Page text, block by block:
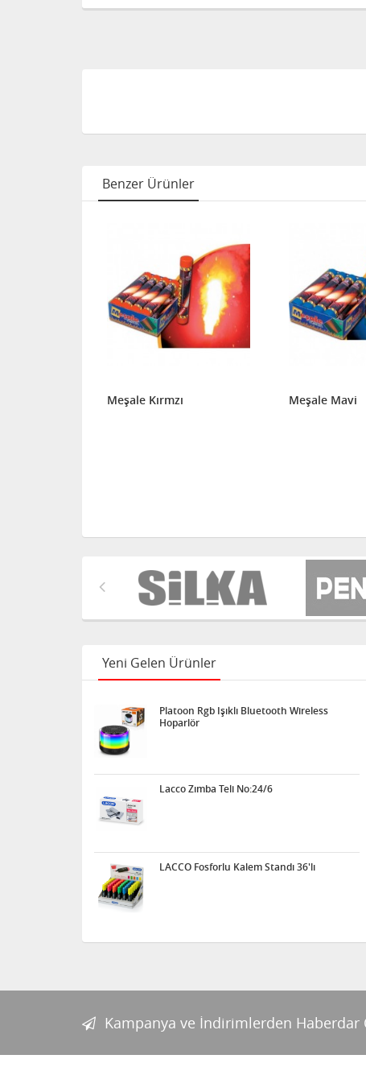
Benzer Ürünler
Meşale Kırmzı Meşale Mavi
Yeni Gelen Ürünler
Platoon Rgb Işıklı Bluetooth Wireless
Hoparlör
Lacco Zımba Teli No:24/6
LACCO Fosforlu Kalem Standı 36'lı
Kampanya ve İndirimlerden Haberdar